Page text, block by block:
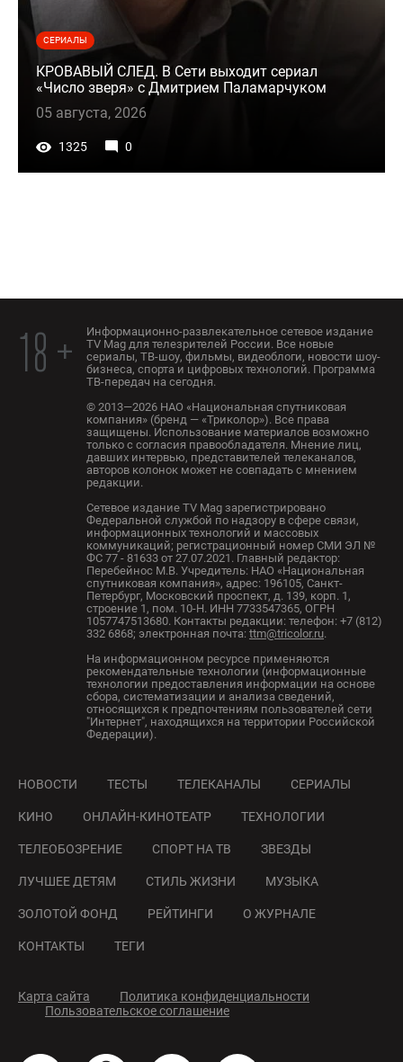
СЕРИАЛЫ
КРОВАВЫЙ СЛЕД. В Сети выходит сериал
«Число зверя» с Дмитрием Паламарчуком
05 августа, 2026
1325 0
18 +
Информационно-развлекательное сетевое издание
TV Mag для телезрителей России. Все новые
сериалы, ТВ-шоу, фильмы, видеоблоги, новости шоу-
бизнеса, спорта и цифровых технологий. Программа
ТВ-передач на сегодня.
© 2013—2026 НАО «Национальная спутниковая
компания» (бренд — «Триколор»). Все права
защищены. Использование материалов возможно
только с согласия правообладателя. Мнение лиц,
давших интервью, представителей телеканалов,
авторов колонок может не совпадать с мнением
редакции.
Сетевое издание TV Mag зарегистрировано
Федеральной службой по надзору в сфере связи,
информационных технологий и массовых
коммуникаций; регистрационный номер СМИ ЭЛ №
ФС 77 - 81633 от 27.07.2021. Главный редактор:
Перебейнос М.В. Учредитель: НАО «Национальная
спутниковая компания», адрес: 196105, Санкт-
Петербург, Московский проспект, д. 139, корп. 1,
строение 1, пом. 10-Н. ИНН 7733547365, ОГРН
1057747513680. Контакты редакции: телефон: +7 (812)
332 6868; электронная почта: ttm@tricolor.ru.
На информационном ресурсе применяются
рекомендательные технологии (информационные
технологии предоставления информации на основе
сбора, систематизации и анализа сведений,
относящихся к предпочтениям пользователей сети
"Интернет", находящихся на территории Российской
Федерации).
НОВОСТИ ТЕСТЫ ТЕЛЕКАНАЛЫ СЕРИАЛЫ
КИНО ОНЛАЙН-КИНОТЕАТР ТЕХНОЛОГИИ
ТЕЛЕОБОЗРЕНИЕ СПОРТ НА ТВ ЗВЕЗДЫ
ЛУЧШЕЕ ДЕТЯМ СТИЛЬ ЖИЗНИ МУЗЫКА
ЗОЛОТОЙ ФОНД РЕЙТИНГИ О ЖУРНАЛЕ
КОНТАКТЫ ТЕГИ
Карта сайта
Политика конфиденциальности
Пользовательское соглашение